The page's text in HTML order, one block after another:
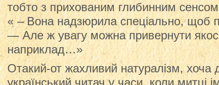
тобто з прихованим глибинним
« – Вона надзюрила спеціально, щоб
— Але ж увагу можна привернути
наприклад…»
Отакий-от жахливий натуралізм,